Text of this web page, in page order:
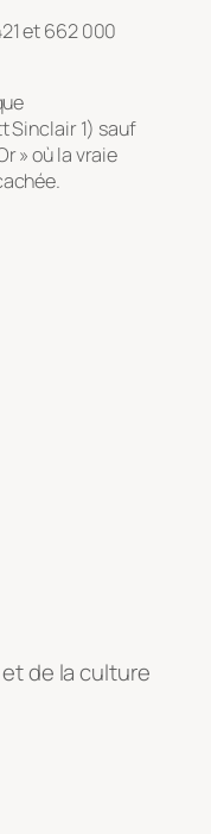
et 662 000
Sinclair 1) sauf
» où la vraie
de la culture